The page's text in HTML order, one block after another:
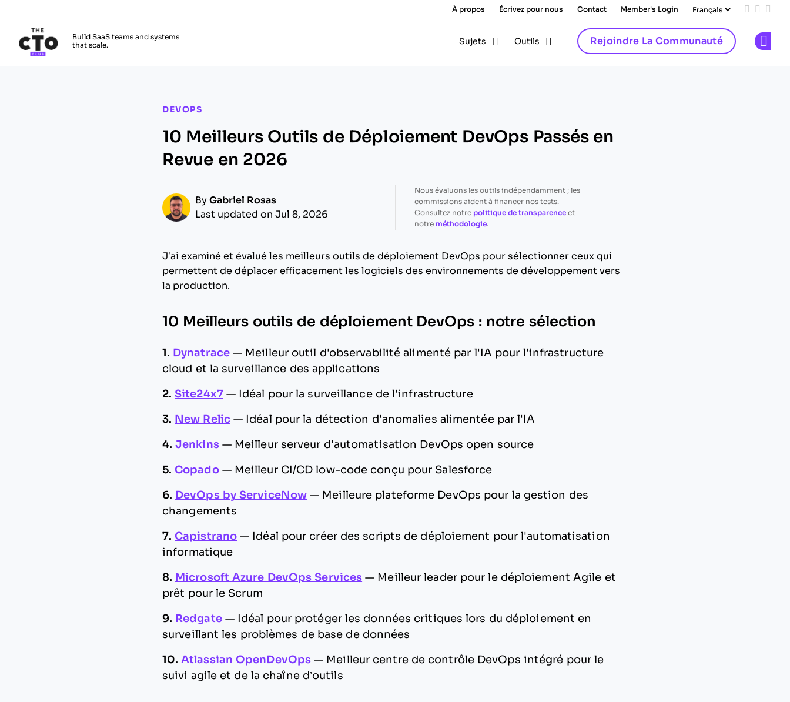
À propos Écrivez pour nous Contact Member's Login Add us
Follow
Build SaaS teams and systems
that scale.
Sujets Outils Rejoindre La Communauté
DEVOPS
10 Meilleurs Outils de Déploiement DevOps Passés en
Revue en 2026
By Gabriel Rosas
Last updated on Jul 8, 2026
Nous évaluons les outils indépendamment ; les
commissions aident à financer nos tests.
Consultez notre politique de transparenceet
notre méthodologie.
J’ai examiné et évalué les meilleurs outils de déploiement DevOps pour sélectionner ceux qui
permettent de déplacer efficacement les logiciels des environnements de développement vers
la production.
10 Meilleurs outils de déploiement DevOps : notre sélection
1. Dynatrace — Meilleur outil d'observabilité alimenté par l'IA pour l'infrastructure
cloud et la surveillance des applications
2. Site24x7 — Idéal pour la surveillance de l'infrastructure
3. New Relic — Idéal pour la détection d'anomalies alimentée par l'IA
4. Jenkins — Meilleur serveur d'automatisation DevOps open source
5. Copado — Meilleur CI/CD low-code conçu pour Salesforce
6. DevOps by ServiceNow — Meilleure plateforme DevOps pour la gestion des
changements
7. Capistrano — Idéal pour créer des scripts de déploiement pour l'automatisation
informatique
8. Microsoft Azure DevOps Services — Meilleur leader pour le déploiement Agile et
prêt pour le Scrum
9. Redgate — Idéal pour protéger les données critiques lors du déploiement en
surveillant les problèmes de base de données
10. Atlassian OpenDevOps — Meilleur centre de contrôle DevOps intégré pour le
suivi agile et de la chaîne d’outils